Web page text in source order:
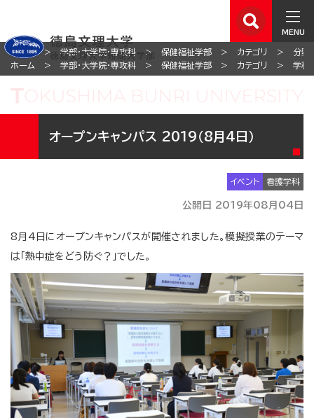
MENU
ホーム 学部・大学院・専攻科 保健福祉学部 カテゴリ
分野
ホーム
学部・大学院・専攻科 保健福祉学部 カテゴリ 学科
オープンキャンパス 2019（8月4日）
イベント 看護学科
公開日 2019年08月04日
8月4日にオープンキャンパスが開催されました。模擬授業のテーマ
は「熱中症をどう防ぐ？」でした。